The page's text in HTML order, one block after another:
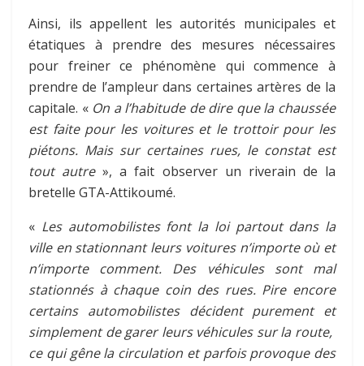
Ainsi, ils appellent les autorités municipales et
étatiques à prendre des mesures nécessaires
pour freiner ce phénomène qui commence à
prendre de l’ampleur dans certaines artères de la
capitale. « On a l’habitude de dire que la chaussée
est faite pour les voitures et le trottoir pour les
piétons. Mais sur certaines rues, le constat est
tout autre», a fait observer un riverain de la
bretelle GTA-Attikoumé.
« Les automobilistes font la loi partout dans la
ville en stationnant leurs voitures n’importe où et
n’importe comment. Des véhicules sont mal
stationnés à chaque coin des rues. Pire encore
certains automobilistes décident purement et
simplement de garer leurs véhicules sur la route,
ce qui gêne la circulation et parfois provoque des